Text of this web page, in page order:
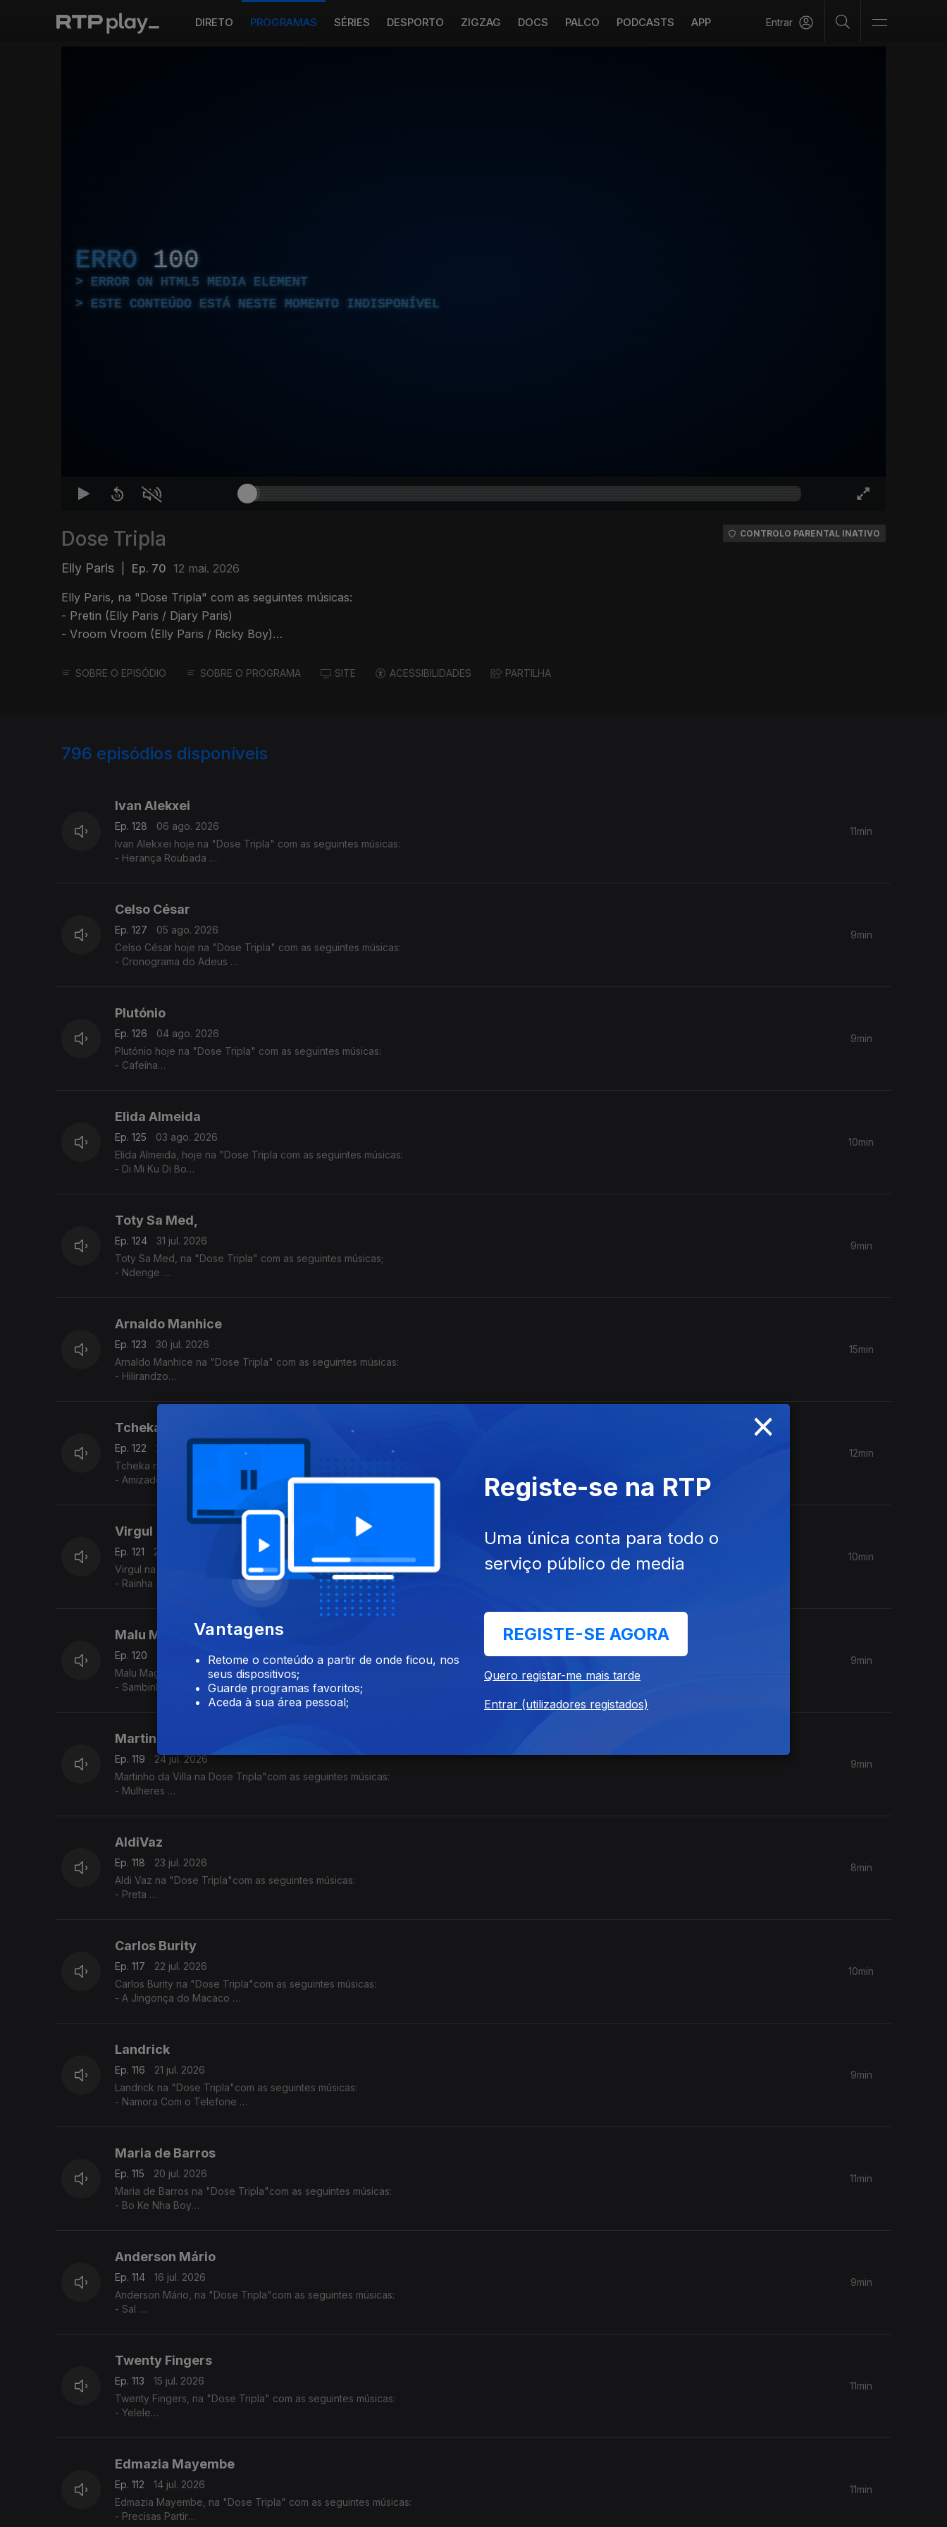
DIRETO PROGRAMAS SÉRIES DESPORTO ZIGZAG DOCS PALCO PODCASTS APP Entrar
ERRO 100
ERROR ON HTML5 MEDIA ELEMENT
ESTE CONTEÚDO ESTÁ NESTE MOMENTO INDISPONÍVEL
Dose Tripla
Elly Paris Ep. 70 12 mai. 2026
Elly Paris, na "Dose Tripla" com as seguintes músicas:
- Pretin (Elly Paris / Djary Paris)
- Vroom Vroom (Elly Paris / Ricky Boy)
CONTROLO PARENTAL INATIVO
SOBRE O EPISÓDIO SOBRE O PROGRAMA SITE ACESSIBILIDADES PARTILHA
796 episódios disponíveis
Ivan Alekxei
Ep. 128
06 ago. 2026
Ivan Alekxei hoje na "Dose Tripla" com as seguintes músicas:
- Herança Roubada
11min
Celso César
Ep. 127
05 ago. 2026
Celso César hoje na "Dose Tripla" com as seguintes músicas:
- Cronograma do Adeus
9min
Plutónio
Ep. 126
04 ago. 2026
Plutónio hoje na "Dose Tripla" com as seguintes músicas:
- Cafeína
9min
Elida Almeida
Ep. 125
03 ago. 2026
Elida Almeida, hoje na "Dose Tripla com as seguintes músicas:
- Di Mi Ku Di Bo
10min
Toty Sa Med,
Ep. 124
31 jul. 2026
Toty Sa Med, na "Dose Tripla" com as seguintes músicas;
- Ndenge
9min
Arnaldo Manhice
Ep. 123
30 jul. 2026
Arnaldo Manhice na "Dose Tripla" com as seguintes músicas:
- Hilirandzo
- Macamo
15min
Tcheka
Ep. 122
29 jul. 2026
Tcheka na "Dose Tripla" com as seguintes músicas:
- Amizade Si
12min
Virgul
Ep. 121
28 jul. 2026
Virgul na "Dose Tripla" com as seguintes músicas:
- Rainha
10min
Malu Magalhães
Ep. 120
27 jul. 2026
Malu Magalhães na Dose Tripla"com as seguintes músicas:
- Sambinha Bom
9min
Martinho da Vila
Ep. 119
24 jul. 2026
Martinho da Villa na Dose Tripla"com as seguintes músicas:
- Mulheres
9min
AldiVaz
Ep. 118
23 jul. 2026
Aldi Vaz na "Dose Tripla"com as seguintes músicas:
- Preta
8min
Carlos Burity
Ep. 117
22 jul. 2026
Carlos Burity na "Dose Tripla"com as seguintes músicas:
- A Jingonça do Macaco
10min
Landrick
Ep. 116
21 jul. 2026
Landrick na "Dose Tripla"com as seguintes músicas:
- Namora Com o Telefone
9min
Maria de Barros
Ep. 115
20 jul. 2026
Maria de Barros na "Dose Tripla"com as seguintes músicas:
- Bo Ke Nha Boy
11min
Anderson Mário
Ep. 114
16 jul. 2026
Anderson Mário, na "Dose Tripla"com as seguintes músicas:
- Sal
9min
Twenty Fingers
Ep. 113
15 jul. 2026
Twenty Fingers, na "Dose Tripla" com as seguintes músicas:
- Yelele
11min
Edmazia Mayembe
Ep. 112
14 jul. 2026
Edmazia Mayembe, na "Dose Tripla" com as seguintes músicas:
- Precisas Partir
11min
×
Vantagens
Retome o conteúdo a partir de onde ficou, nos
seus dispositivos;
Guarde programas favoritos;
Aceda à sua área pessoal;
Registe-se na RTP
Uma única conta para todo o
serviço público de media
REGISTE-SE AGORA
Quero registar-me mais tarde
Entrar (utilizadores registados)